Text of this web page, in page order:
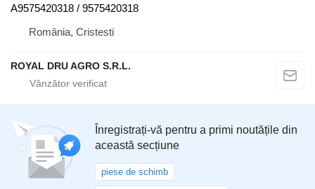
A9575420318 / 9575420318
România, Cristesti
ROYAL DRU AGRO S.R.L.
Înregistrați-vă pentru a primi noutățile din
această secțiune
piese de schimb